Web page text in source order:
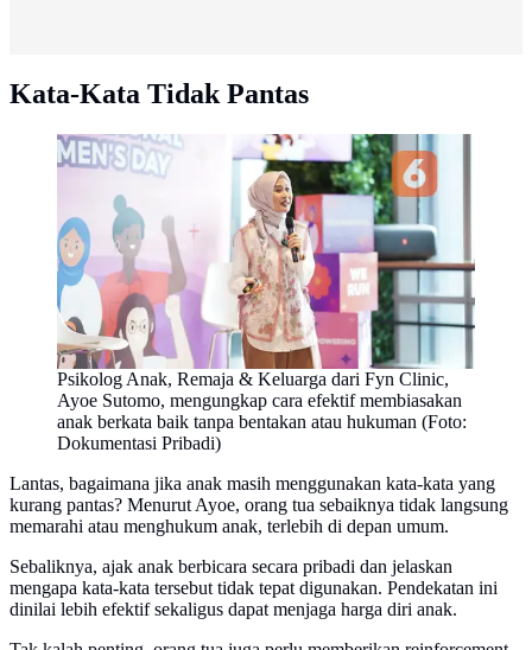
Kata-Kata Tidak Pantas
Psikolog Anak, Remaja & Keluarga dari Fyn Clinic,
Ayoe Sutomo, mengungkap cara efektif membiasakan
anak berkata baik tanpa bentakan atau hukuman (Foto:
Dokumentasi Pribadi)
Lantas, bagaimana jika anak masih menggunakan kata-kata yang
kurang pantas? Menurut Ayoe, orang tua sebaiknya tidak langsung
memarahi atau menghukum anak, terlebih di depan umum.
Sebaliknya, ajak anak berbicara secara pribadi dan jelaskan
mengapa kata-kata tersebut tidak tepat digunakan. Pendekatan ini
dinilai lebih efektif sekaligus dapat menjaga harga diri anak.